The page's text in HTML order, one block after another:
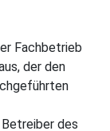
Fachbetrieb
der den
Betreiber des